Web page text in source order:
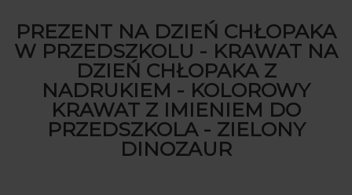
PREZENT NA DZIEŃ CHŁOPAKA
W PRZEDSZKOLU - KRAWAT NA
DZIEŃ CHŁOPAKA Z
NADRUKIEM - KOLOROWY
KRAWAT Z IMIENIEM DO
PRZEDSZKOLA - ZIELONY
DINOZAUR